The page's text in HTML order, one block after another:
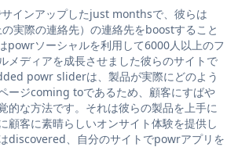
インアップしたjust monthsで、彼らは
実際の連絡先）の連絡先をboostすること
powrソーシャルを利用して6000人以上のフ
メディアを成長させました彼らのサイトで
powr sliderは、製品が実際にどのよう
ージcoming toであるため、顧客にすばや
的な方法です。それは彼らの製品を上手に
顧客に素晴らしいオンサイト体験を提供し
discovered、自分のサイトでpowrアプリを